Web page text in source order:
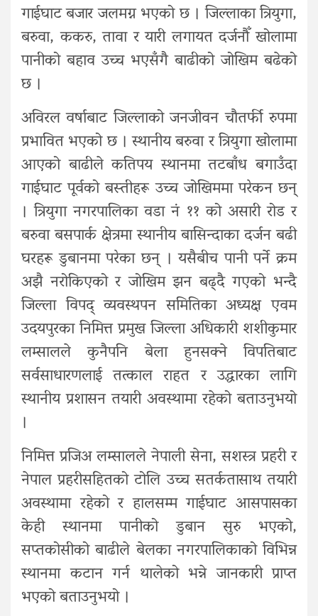
गाईघाट बजार जलमग्न भएको छ । जिल्लाका त्रियुगा,
बरुवा, ककरु, तावा र यारी लगायत दर्जनौँ खोलामा
पानीको बहाव उच्च भएसँगै बाढीको जोखिम बढेको
छ ।
अविरल वर्षाबाट जिल्लाको जनजीवन चौतर्फी रुपमा
प्रभावित भएको छ । स्थानीय बरुवा र त्रियुगा खोलामा
आएको बाढीले कतिपय स्थानमा तटबाँध बगाउँदा
गाईघाट पूर्वको बस्तीहरू उच्च जोखिममा परेकन छन्
। त्रियुगा नगरपालिका वडा नं ११ को असारी रोड र
बरुवा बसपार्क क्षेत्रमा स्थानीय बासिन्दाका दर्जन बढी
घरहरू डुबानमा परेका छन् । यसैबीच पानी पर्ने क्रम
अझै नरोकिएको र जोखिम झन बढ्दै गएको भन्दै
जिल्ला विपद् व्यवस्थपन समितिका अध्यक्ष एवम
उदयपुरका निमित्त प्रमुख जिल्ला अधिकारी शशीकुमार
लम्सालले कुनैपनि बेला हुनसक्ने विपतिबाट
सर्वसाधारणलाई तत्काल राहत र उद्धारका लागि
स्थानीय प्रशासन तयारी अवस्थामा रहेको बताउनुभयो
।
निमित्त प्रजिअ लम्सालले नेपाली सेना, सशस्त्र प्रहरी र
नेपाल प्रहरीसहितको टोलि उच्च सतर्कतासाथ तयारी
अवस्थामा रहेको र हालसम्म गाईघाट आसपासका
केही स्थानमा पानीको डुबान सुरु भएको,
सप्तकोसीको बाढीले बेलका नगरपालिकाको विभिन्न
स्थानमा कटान गर्न थालेको भन्ने जानकारी प्राप्त
भएको बताउनुभयो ।